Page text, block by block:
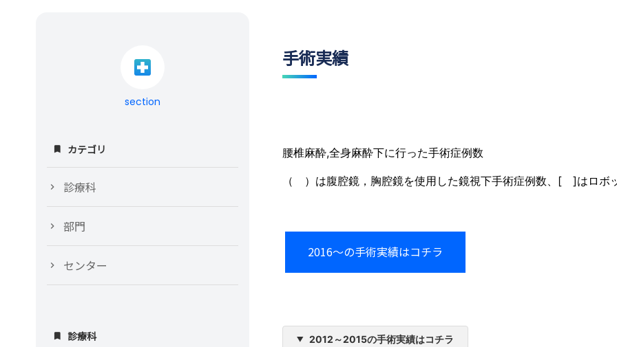
手術実績
腰椎麻酔,全身麻酔下に行った手術症例数
（ ）は腹腔鏡，胸腔鏡を使用した鏡視下手術症例数、[ ]はロボ
2016～の手術実績はコチラ
2012～2015の手術実績はコチラ
section
カテゴリ
診療科
部門
センター
診療科